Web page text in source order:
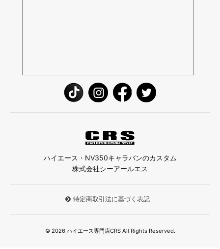
ハイエース・NV350キャラバンのカスタム
株式会社シーアールエス
特定商取引法に基づく表記
© 2026 ハイエース専門店CRS All Rights Reserved.